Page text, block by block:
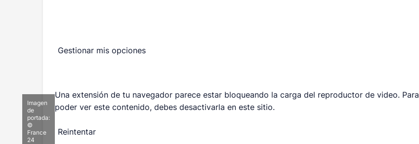
Gestionar mis opciones
Una extensión de tu navegador parece estar bloqueando la carga del reproductor de video. Para
poder ver este contenido, debes desactivarla en este sitio.
Reintentar
Imagen
de
portada:
©
France
24